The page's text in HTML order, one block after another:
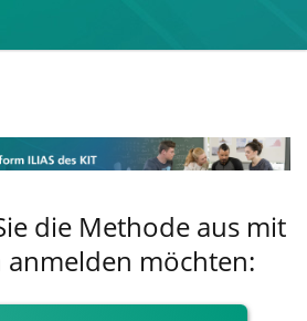
die Methode aus mit
anmelden möchten: